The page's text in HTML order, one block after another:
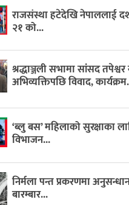
राजसंस्था हटेदेखि नेपाललाई
२१ को...
श्रद्धाञ्जली सभामा सांसद
अभिव्यक्तिपछि विवाद,
‘ब्लु बस’ महिलाको सुरक्षाका
विभाजन...
निर्मला पन्त प्रकरणमा
बारम्बार...